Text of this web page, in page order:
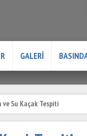
GALERİ
ve Su Kaçak Tespiti